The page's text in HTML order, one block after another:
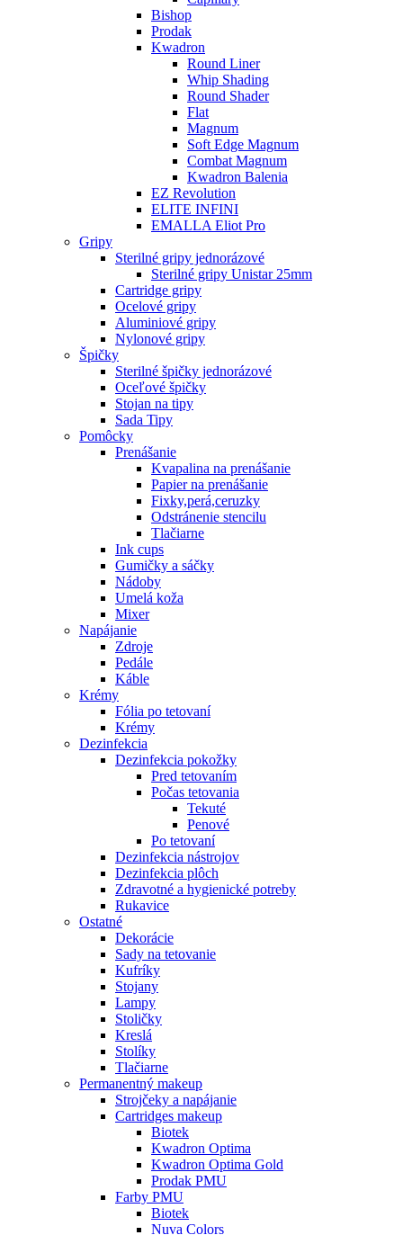
Bishop
Prodak
Kwadron
Round Liner
Whip Shading
Round Shader
Flat
Magnum
Soft Edge Magnum
Combat Magnum
Kwadron Balenia
EZ Revolution
ELITE INFINI
EMALLA Eliot Pro
Gripy
Sterilné gripy jednorázové
Sterilné gripy Unistar 25mm
Cartridge gripy
Ocelové gripy
Aluminiové gripy
Nylonové gripy
Špičky
Sterilné špičky jednorázové
Oceľové špičky
Stojan na tipy
Sada Tipy
Pomôcky
Prenášanie
Kvapalina na prenášanie
Papier na prenášanie
Fixky,perá,ceruzky
Odstránenie stencilu
Tlačiarne
Ink cups
Gumičky a sáčky
Nádoby
Umelá koža
Mixer
Napájanie
Zdroje
Pedále
Káble
Krémy
Fólia po tetovaní
Krémy
Dezinfekcia
Dezinfekcia pokožky
Pred tetovaním
Počas tetovania
Tekuté
Penové
Po tetovaní
Dezinfekcia nástrojov
Dezinfekcia plôch
Zdravotné a hygienické potreby
Rukavice
Ostatné
Dekorácie
Sady na tetovanie
Kufríky
Stojany
Lampy
Stoličky
Kreslá
Stolíky
Tlačiarne
Permanentný makeup
Strojčeky a napájanie
Cartridges makeup
Biotek
Kwadron Optima
Kwadron Optima Gold
Prodak PMU
Farby PMU
Biotek
Nuva Colors